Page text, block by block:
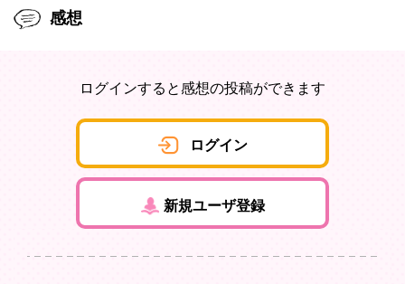
感想
ログインすると感想の投稿ができます
ログイン
新規ユーザ登録